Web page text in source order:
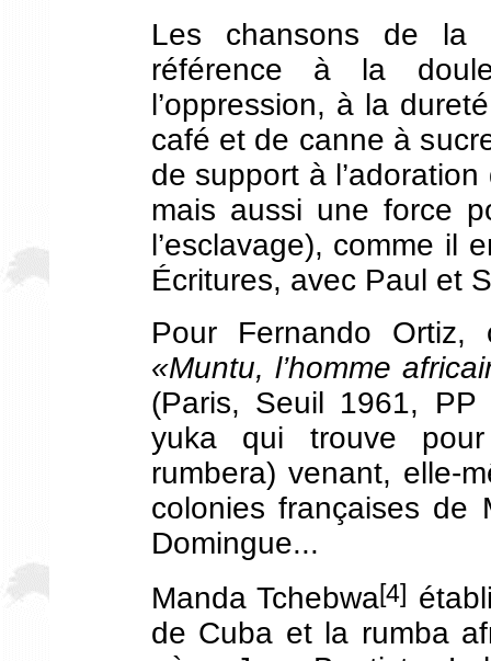
Les chansons de la
référence à la
l’oppression, à la
café et de canne à
de support à
mais aussi une force
l’esclavage), comme il
Écritures, avec Paul et
Pour Fernando
«Muntu, l’homme
(Paris, Seuil 1961,
yuka qui trouve
rumbera) venant, elle-
colonies françaises de
Domingue...
Manda Tchebwa[4]
de Cuba et la rumba